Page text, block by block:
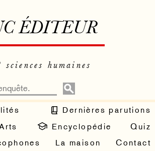
ÉDITEUR
humaines
Dernières parutions
Encyclopédie
Quiz
La maison Contact